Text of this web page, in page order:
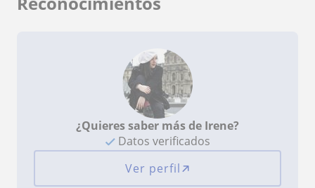
¿Quieres saber más de Irene?
Datos verificados
Ver perfil